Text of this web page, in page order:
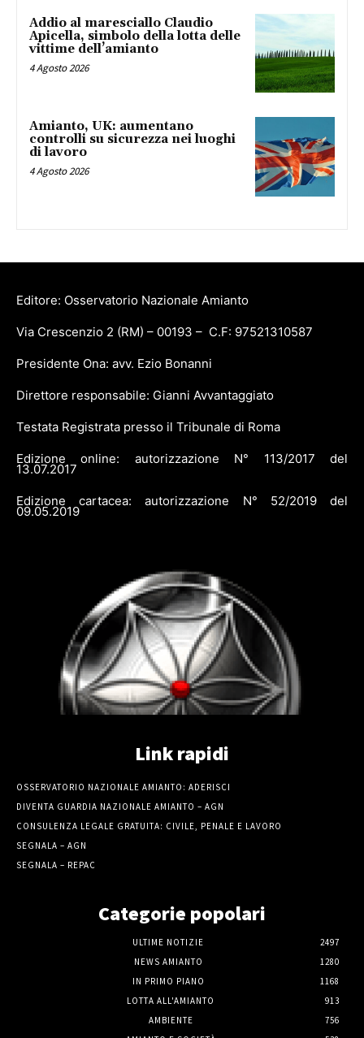
Addio al maresciallo Claudio
Apicella, simbolo della lotta delle
vittime dell’amianto
4 Agosto 2026
Amianto, UK: aumentano
controlli su sicurezza nei luoghi
di lavoro
4 Agosto 2026
Editore: Osservatorio Nazionale Amianto
Via Crescenzio 2 (RM) – 00193 – C.F: 97521310587
Presidente Ona: avv. Ezio Bonanni
Direttore responsabile: Gianni Avvantaggiato
Testata Registrata presso il Tribunale di Roma
Edizione online: autorizzazione N° 113/2017 del
13.07.2017
Edizione cartacea: autorizzazione N° 52/2019 del
09.05.2019
Link rapidi
OSSERVATORIO NAZIONALE AMIANTO: ADERISCI
DIVENTA GUARDIA NAZIONALE AMIANTO – AGN
CONSULENZA LEGALE GRATUITA: CIVILE, PENALE E LAVORO
SEGNALA – AGN
SEGNALA – REPAC
Categorie popolari
ULTIME NOTIZIE
2497
NEWS AMIANTO
1280
IN PRIMO PIANO
1168
LOTTA ALL'AMIANTO
913
AMBIENTE
756